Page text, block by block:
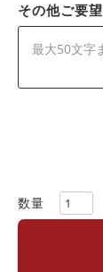
その他ご要望